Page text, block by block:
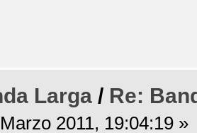
Larga / Re:
2011, 19:04:19 »